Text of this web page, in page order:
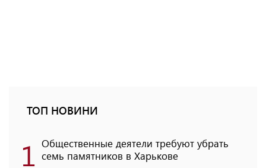
ТОП НОВИНИ
1 Общественные деятели требуют убрать
семь памятников в Харькове